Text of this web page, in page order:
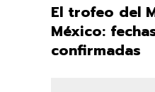
El trofeo del
México:
confirmadas